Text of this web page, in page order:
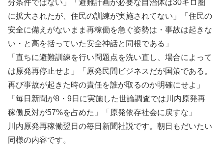
分条件ではない」「避難計画が必要な自治体は30キロ圏
に拡大されたが、住民の訓練が実施されてない」「住民の
安全に備えがないまま再稼働を急ぐ姿勢は・事故は起きな
い・と高を括っていた安全神話と同根である」
「直ちに避難訓練を行い問題点を洗い直し、場合によって
は原発再停止せよ」「原発民間ビジネスだが国策である。
再び事故が起きた時の責任を誰が取るのか明確にせよ」
「毎日新聞が8・9日に実施した世論調査では川内原発再
稼働反対が57%を占めた」「原発依存社会に戻すな」
川内原発再稼働翌日の毎日新聞社説です。朝日もだいたい
同様の内容です。